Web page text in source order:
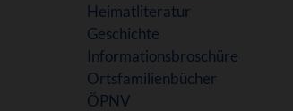
Heimatliteratur
Geschichte
Informationsbroschüre
Ortsfamilienbücher
ÖPNV